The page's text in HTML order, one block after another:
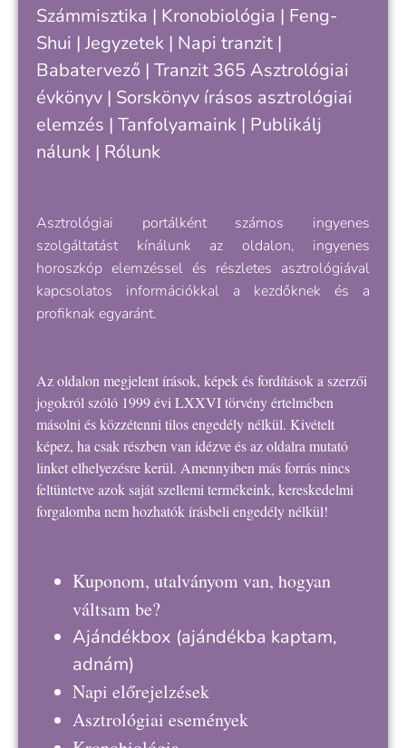
Számmisztika | Kronobiológia | Feng-
Shui | Jegyzetek | Napi tranzit |
Babatervező | Tranzit 365 Asztrológiai
évkönyv | Sorskönyv írásos asztrológiai
elemzés | Tanfolyamaink | Publikálj
nálunk | Rólunk
Asztrológiai portálként számos ingyenes
szolgáltatást kínálunk az oldalon, ingyenes
horoszkóp elemzéssel és részletes asztrológiával
kapcsolatos információkkal a kezdőknek és a
profiknak egyaránt.
Az oldalon megjelent írások, képek és fordítások a szerzői
jogokról szóló 1999 évi LXXVI törvény értelmében
másolni és közzétenni tilos engedély nélkül. Kivételt
képez, ha csak részben van idézve és az oldalra mutató
linket elhelyezésre kerül. Amennyiben más forrás nincs
feltüntetve azok saját szellemi termékeink, kereskedelmi
forgalomba nem hozhatók írásbeli engedély nélkül!
Kuponom, utalványom van, hogyan
váltsam be?
Ajándékbox (ajándékba kaptam,
adnám)
Napi előrejelzések
Asztrológiai események